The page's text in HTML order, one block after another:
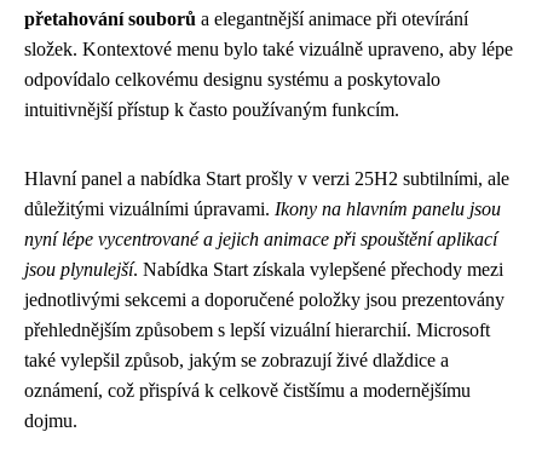
přetahování souborů a elegantnější animace při otevírání
složek. Kontextové menu bylo také vizuálně upraveno, aby lépe
odpovídalo celkovému designu systému a poskytovalo
intuitivnější přístup k často používaným funkcím.
Hlavní panel a nabídka Start prošly v verzi 25H2 subtilními, ale
důležitými vizuálními úpravami. Ikony na hlavním panelu jsou
nyní lépe vycentrované a jejich animace při spouštění aplikací
jsou plynulejší. Nabídka Start získala vylepšené přechody mezi
jednotlivými sekcemi a doporučené položky jsou prezentovány
přehlednějším způsobem s lepší vizuální hierarchií. Microsoft
také vylepšil způsob, jakým se zobrazují živé dlaždice a
oznámení, což přispívá k celkově čistšímu a modernějšímu
dojmu.